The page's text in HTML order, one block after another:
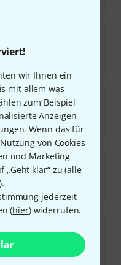
wir Ihnen ein
mit allem was
zum Beispiel
Anzeigen
Wenn das für
von Cookies
und Marketing
klar“ zu (alle
).
jederzeit
(hier) widerrufen.
Ø 16/10/7.5
Ø 16/10